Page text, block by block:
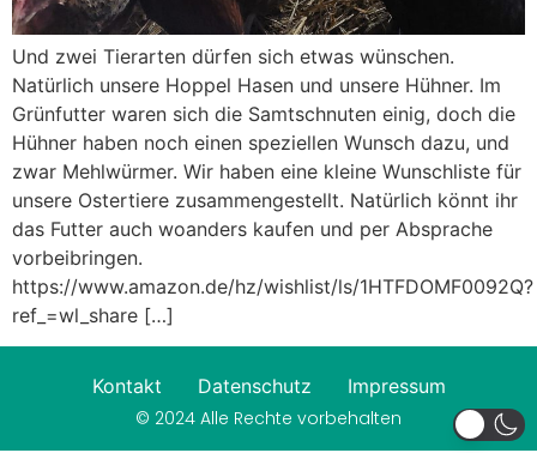
Und zwei Tierarten dürfen sich etwas wünschen.
Natürlich unsere Hoppel Hasen und unsere Hühner. Im
Grünfutter waren sich die Samtschnuten einig, doch die
Hühner haben noch einen speziellen Wunsch dazu, und
zwar Mehlwürmer. Wir haben eine kleine Wunschliste für
unsere Ostertiere zusammengestellt. Natürlich könnt ihr
das Futter auch woanders kaufen und per Absprache
vorbeibringen.
https://www.amazon.de/hz/wishlist/ls/1HTFDOMF0092Q?
ref_=wl_share […]
Kontakt Datenschutz
Impressum
© 2024 Alle Rechte vorbehalten